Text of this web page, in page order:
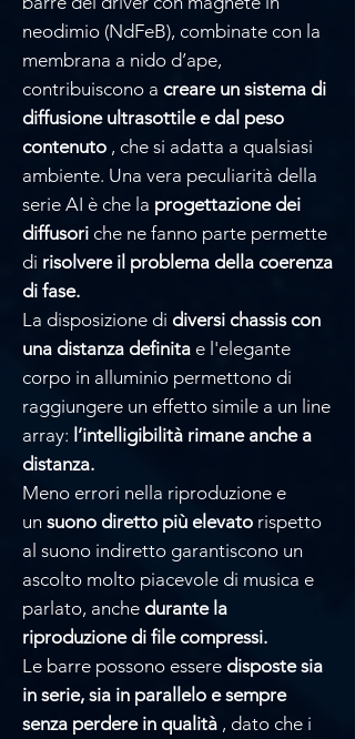
neodimio (NdFeB), combinate con la
membrana a nido d’ape,
contribuiscono a creare un sistema di
diffusione ultrasottile e dal peso
contenuto , che si adatta a qualsiasi
ambiente. Una vera peculiarità della
serie AI è che la progettazione dei
diffusori che ne fanno parte permette
di risolvere il problema della coerenza
di fase.
La disposizione di diversi chassis con
una distanza definita e l'elegante
corpo in alluminio permettono di
raggiungere un effetto simile a un line
array: l’intelligibilità rimane anche a
distanza.
Meno errori nella riproduzione e
un suono diretto più elevato rispetto
al suono indiretto garantiscono un
ascolto molto piacevole di musica e
parlato, anche durante la
riproduzione di file compressi.
Le barre possono essere disposte sia
in serie, sia in parallelo e sempre
senza perdere in qualità , dato che i